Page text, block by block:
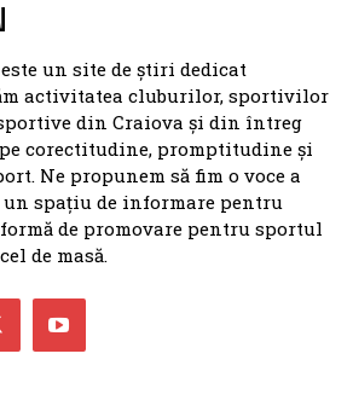
un site de știri dedicat
activitatea cluburilor, sportivilor
din Craiova și din întreg
corectitudine, promptitudine și
Ne propunem să fim o voce a
spațiu de informare pentru
de promovare pentru sportul
de masă.